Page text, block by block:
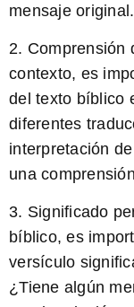
mensaje original.
2. Comprensión
contexto, es
del texto bíblico
diferentes
interpretación
una
3. Significado
bíblico, es
versículo
¿Tiene algún